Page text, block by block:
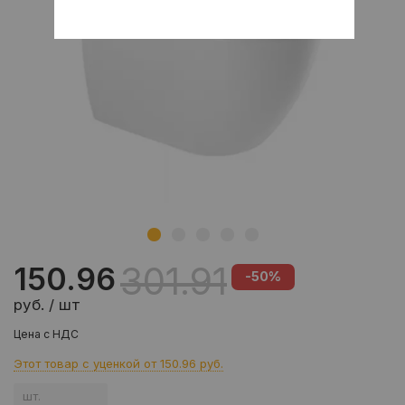
150.96
руб. / шт
301.91 -50%
Цена с НДС
Этот товар с уценкой от150.96 руб.
шт.